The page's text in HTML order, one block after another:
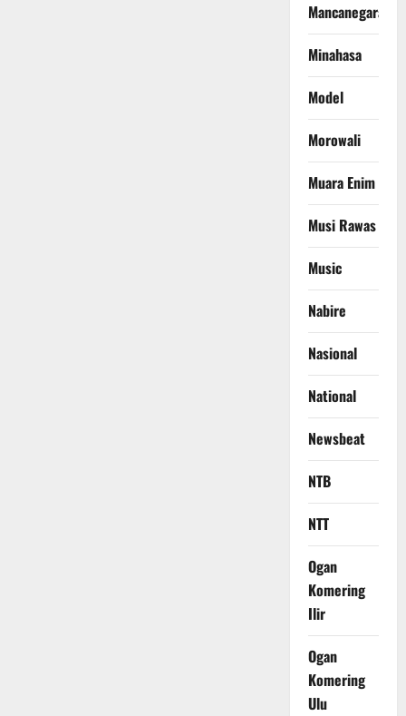
Mancanegara
Minahasa
Model
Morowali
Muara Enim
Musi Rawas
Music
Nabire
Nasional
National
Newsbeat
NTB
NTT
Ogan
Komering
Ilir
Ogan
Komering
Ulu